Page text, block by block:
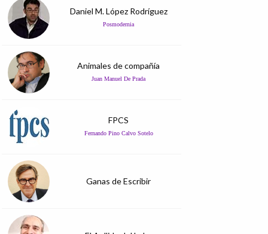
Daniel M. López Rodríguez
Posmodernia
Animales de compañía
Juan Manuel De Prada
FPCS
Fernando Pino Calvo Sotelo
Ganas de Escribir